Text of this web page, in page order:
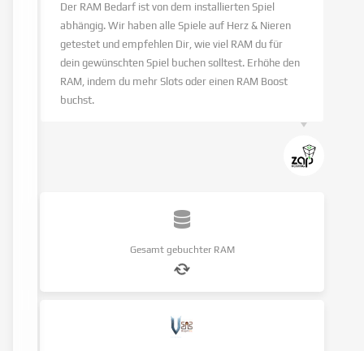
Der RAM Bedarf ist von dem installierten Spiel
abhängig. Wir haben alle Spiele auf Herz & Nieren
getestet und empfehlen Dir, wie viel RAM du für
dein gewünschten Spiel buchen solltest. Erhöhe den
RAM, indem du mehr Slots oder einen RAM Boost
buchst.
Gesamt gebuchter RAM